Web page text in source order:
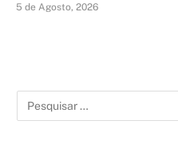
5 de Agosto, 2026